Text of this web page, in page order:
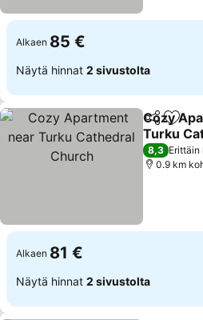
Alkaen 85 €
Näytä hinnat 2 sivustolta
Jaa
Cozy
Turku
Katso
8,3 Erittäin
0.9 km
Alkaen 81 €
Näytä hinnat 2 sivustolta